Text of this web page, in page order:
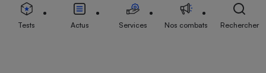
Tests Actus Services Nos combats Rechercher